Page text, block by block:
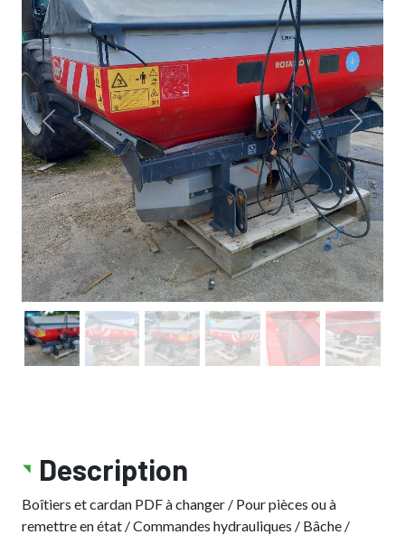
Previous Next
Description
Boîtiers et cardan PDF à changer / Pour pièces ou à
remettre en état / Commandes hydrauliques / Bâche /